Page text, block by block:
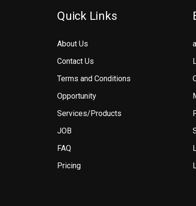
Quick Links
About Us
Contact Us
Terms and Conditions
Opportunity
Services/Products
JOB
FAQ
Pricing